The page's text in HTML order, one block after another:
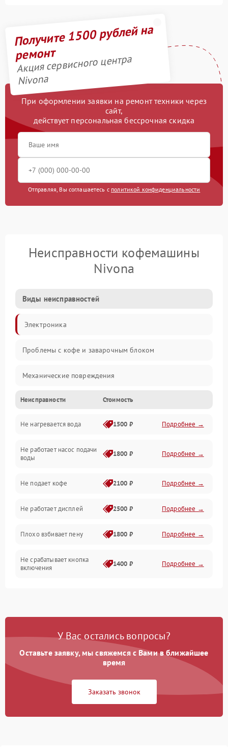
Получите 1500 рублей на
ремонт
Акция сервисного центра
Nivona
При оформлении заявки на ремонт техники через
сайт,
действует персональная бессрочная скидка
Отправляя, Вы соглашаетесь с политикой конфиденциальности
Неисправности кофемашины
Nivona
Виды неисправностей
Электроника
Проблемы с кофе и заварочным блоком
Механические повреждения
Прочие неисправности
Включение и работа
Проблемы с водой
Проблемы с капучинатором и паром
Управление и электроника
Программное обеспечение
Неисправности Стоимость
Не нагревается вода 1500 ₽ Подробнее →
Не работает насос подачи
воды
1800 ₽ Подробнее →
Не подает кофе 2100 ₽ Подробнее →
Не работает дисплей 2500 ₽ Подробнее →
Плохо взбивает пену 1800 ₽ Подробнее →
Не срабатывает кнопка
включения
1400 ₽ Подробнее →
Постоянные сбои в работе 1500 ₽ Подробнее →
У Вас остались вопросы?
Оставьте заявку, мы свяжемся с Вами в ближайшее
время
Заказать звонок